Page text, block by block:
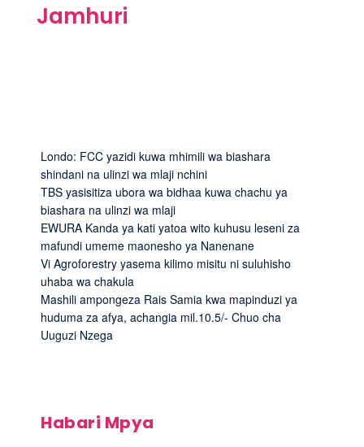
Jamhuri
Londo: FCC yazidi kuwa mhimili wa biashara
shindani na ulinzi wa mlaji nchini
TBS yasisitiza ubora wa bidhaa kuwa chachu ya
biashara na ulinzi wa mlaji
EWURA Kanda ya kati yatoa wito kuhusu leseni za
mafundi umeme maonesho ya Nanenane
Vi Agroforestry yasema kilimo misitu ni suluhisho
uhaba wa chakula
Mashili ampongeza Rais Samia kwa mapinduzi ya
huduma za afya, achangia mil.10.5/- Chuo cha
Uuguzi Nzega
Habari Mpya